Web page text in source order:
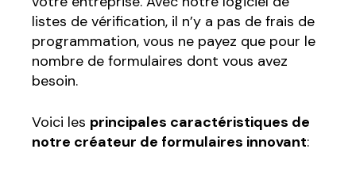
listes de vérification, il n’y a pas de frais de
programmation, vous ne payez que pour le
nombre de formulaires dont vous avez
besoin.
Voici les principales caractéristiques de
notre créateur de formulaires innovant: